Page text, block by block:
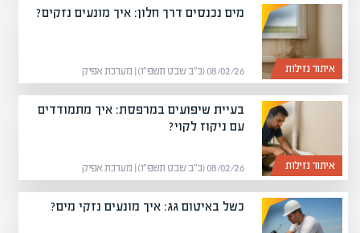
איתור נזילות
מים נכנסים דרך חלון: איך מונעים נזקים?
08/02/26 (כ״ב שבט תשפ״ו) | מערכת אפיק
איתור נזילות
בעיית שיפועים במרפסת: איך מתמודדים
עם ניקוז לקוי?
08/02/26 (כ״ב שבט תשפ״ו) | מערכת אפיק
כשל באיטום גג: איך מונעים נזקי מים?